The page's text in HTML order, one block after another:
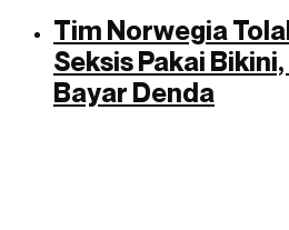
Tim Norwegia
Seksis Pakai
Bayar Denda